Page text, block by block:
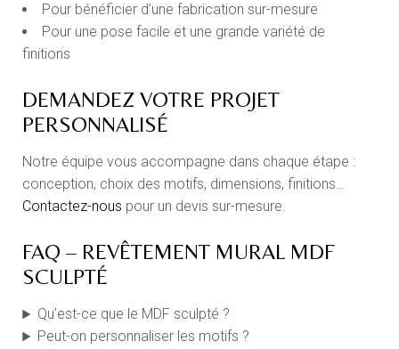
Pour bénéficier d’une fabrication sur-mesure
Pour une pose facile et une grande variété de
finitions
DEMANDEZ VOTRE PROJET
PERSONNALISÉ
Notre équipe vous accompagne dans chaque étape :
conception, choix des motifs, dimensions, finitions…
Contactez-nous pour un devis sur-mesure.
FAQ – REVÊTEMENT MURAL MDF
SCULPTÉ
Qu’est-ce que le MDF sculpté ?
Peut-on personnaliser les motifs ?